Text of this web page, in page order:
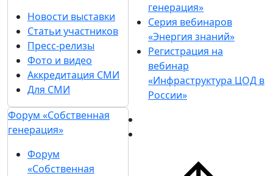
Новости выставки
Статьи участников
Пресс-релизы
Фото и видео
Аккредитация СМИ
Для СМИ
Форум «Собственная
генерация»
Форум
«Собственная
генерация»
Серия вебинаров
«Энергия знаний»
Регистрация на
вебинар
«Инфраструктура ЦОД в
России»